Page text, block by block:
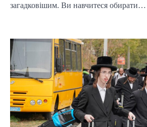
загадковішим. Ви навчитеся обирати…